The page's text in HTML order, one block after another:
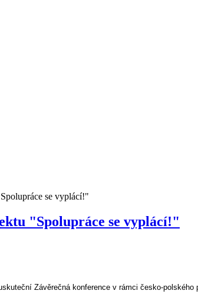
se vyplácí!"
"Spolupráce se vyplácí!"
Závěrečná konference v rámci